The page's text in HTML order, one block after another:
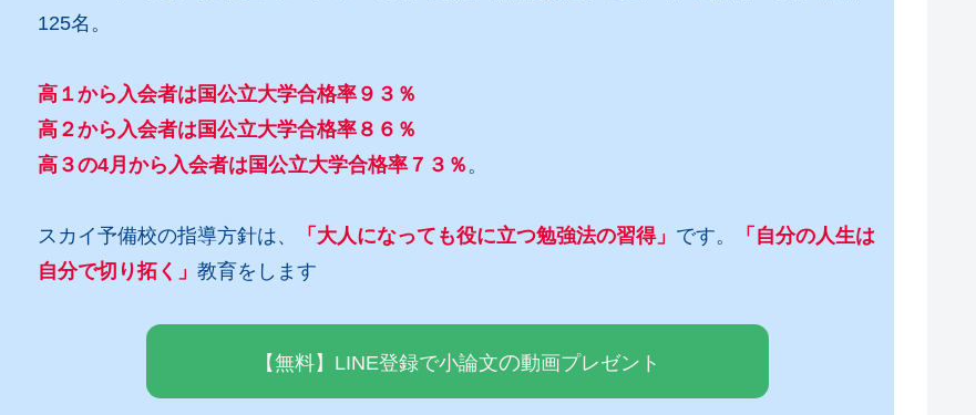
125名。
高１から入会者は国公立大学合格率９３％
高２から入会者は国公立大学合格率８６％
高３の4月から入会者は国公立大学合格率７３％。
スカイ予備校の指導方針は、 「大人になっても役に立つ勉強法の習得」 です。
「自分の人生は
自分で切り拓く」教育をします
【無料】LINE登録で小論文の動画プレゼン ト